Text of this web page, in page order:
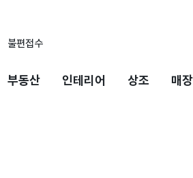
불편접수
부동산 인테리어 상조 매